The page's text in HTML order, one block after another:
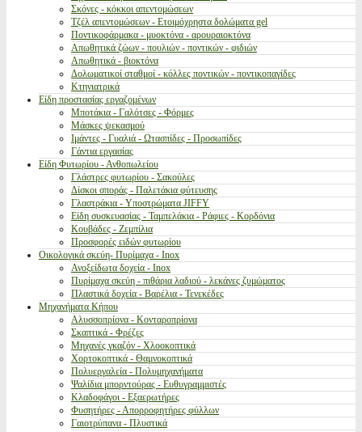
Σκόνες - κόκκοι απεντομώσεων
Τζέλ απεντομώσεων - Ετοιμόχρηστα δολώματα gel
Ποντικοφάρμακα - μυοκτόνα - αρουραιοκτόνα
Απωθητικά ζώων - πουλιών - ποντικών - φιδιών
Απωθητικά - βιοκτόνα
Δολωματικοί σταθμοί - κόλλες ποντικών - ποντικοπαγίδες
Κτηνιατρικά
Είδη προστασίας εργαζομένων
Μποτάκια - Γαλότσες - Φόρμες
Μάσκες ψεκασμού
Ιμάντες - Γυαλιά - Ωτασπίδες - Προσωπίδες
Γάντια εργασίας
Είδη Φυτωρίου - Ανθοπωλείου
Γλάστρες φυτωρίου - Σακούλες
Δίσκοι σποράς - Παλετάκια φύτευσης
Γλαστράκια - Υποστρώματα JIFFY
Είδη συσκευασίας - Ταμπελάκια - Ράφιες - Κορδόνια
Κουβάδες - Ζεμπίλια
Προσφορές ειδών φυτωρίου
Οικολογικά σκεύη- Πυρίμαχα - Inox
Ανοξείδωτα δοχεία - Inox
Πυρίμαχα σκεύη - πιθάρια λαδιού - λεκάνες ζυμώματος
Πλαστικά δοχεία - Βαρέλια - Τενεκέδες
Μηχανήματα Κήπου
Αλυσσοπρίονα - Κονταροπρίονα
Σκαπτικά - Φρέζες
Μηχανές γκαζόν - Χλοοκοπτικά
Χορτοκοπτικά - Θαμνοκοπτικά
Πολυεργαλεία - Πολυμηχανήματα
Ψαλίδια μπορντούρας - Ευθυγραμμιστές
Κλαδοφάγοι - Εξαερωτήρες
Φυσητήρες - Απορροφητήρες φύλλων
Γαιοτρύπανα - Πλυστικά